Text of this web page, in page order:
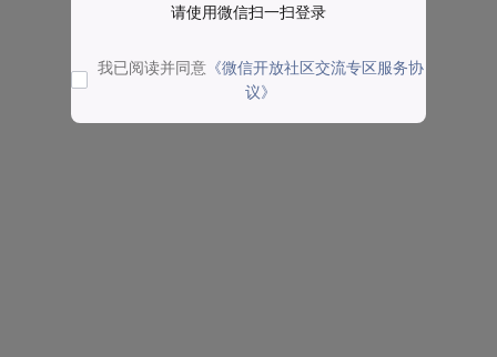
请使用微信扫一扫登录
我已阅读并同意 《微信开放社区交流专区服务协
议》